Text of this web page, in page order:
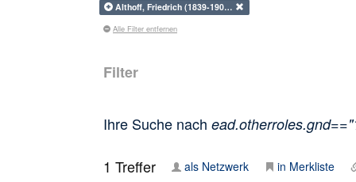
Althoff, Friedrich (1839-190…
Alle Filter entfernen
Filter
Ihre Suche nach
1 Treffer als Netzwerk in Merkliste